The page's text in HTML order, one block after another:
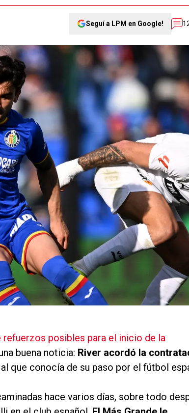
Seguí a LPM en Google!
refuerzos posibles para el inicio de la
buena noticia: River acordó la
que conocía de su paso por el fútbol
hace varios días, sobre todo